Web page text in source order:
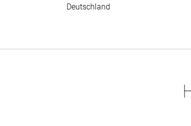
Deutschland